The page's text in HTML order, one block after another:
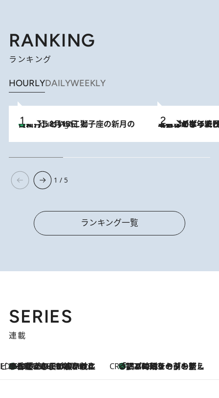
RANKING
ランキング
HOURLYDAILYWEEKLY
4 Hours Ago
【新月】8月13日 獅子座の新月の日に行うといいこと 2026.8.3
【自作のダイエットノートは攻略本】ダイエットが「苦しいもの」ではなくなった日。50代フードライターが半年続けられた理由は“楽しむこと”
1 / 5
ランキング一覧
SERIES
連載
ビューティいいもの集め EDITORS' BEST
2026.8.10
35℃超えの日の夜、枕にひと吹き！ BAUMのルームスプレーが、ひのきの香りで心まで解きほぐす CREA'S CHOICE
2026.8.10
「眠る時刻をセットする」——眠りの前を整える、バルミューダの新しいアプローチ